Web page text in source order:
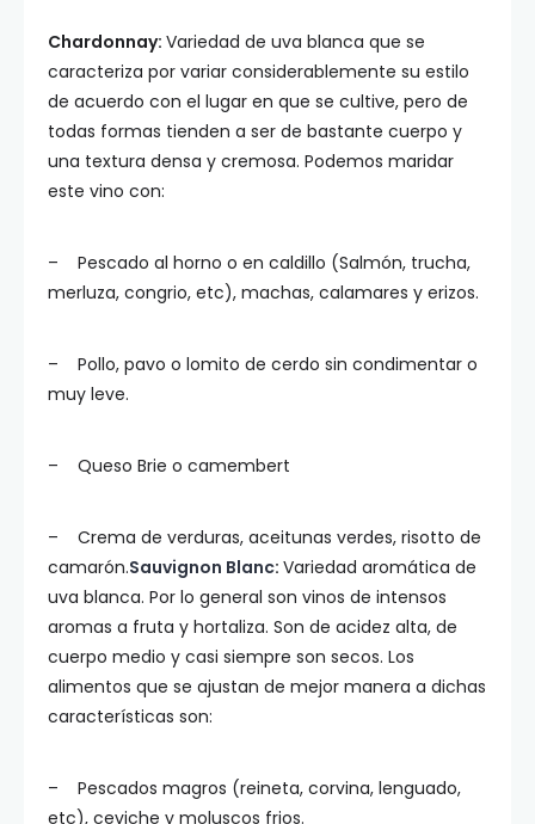
Chardonnay: Variedad de uva blanca que se
caracteriza por variar considerablemente su estilo
de acuerdo con el lugar en que se cultive, pero de
todas formas tienden a ser de bastante cuerpo y
una textura densa y cremosa. Podemos maridar
este vino con:
– Pescado al horno o en caldillo (Salmón, trucha,
merluza, congrio, etc), machas, calamares y erizos.
– Pollo, pavo o lomito de cerdo sin condimentar o
muy leve.
– Queso Brie o camembert
– Crema de verduras, aceitunas verdes, risotto de
camarón.Sauvignon Blanc: Variedad aromática de
uva blanca. Por lo general son vinos de intensos
aromas a fruta y hortaliza. Son de acidez alta, de
cuerpo medio y casi siempre son secos. Los
alimentos que se ajustan de mejor manera a dichas
características son:
– Pescados magros (reineta, corvina, lenguado,
etc), ceviche y moluscos frios.